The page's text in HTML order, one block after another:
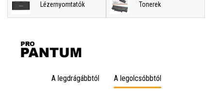
Lézernyomtatók Tonerek
A legdrágábbtól A legolcsóbbtól